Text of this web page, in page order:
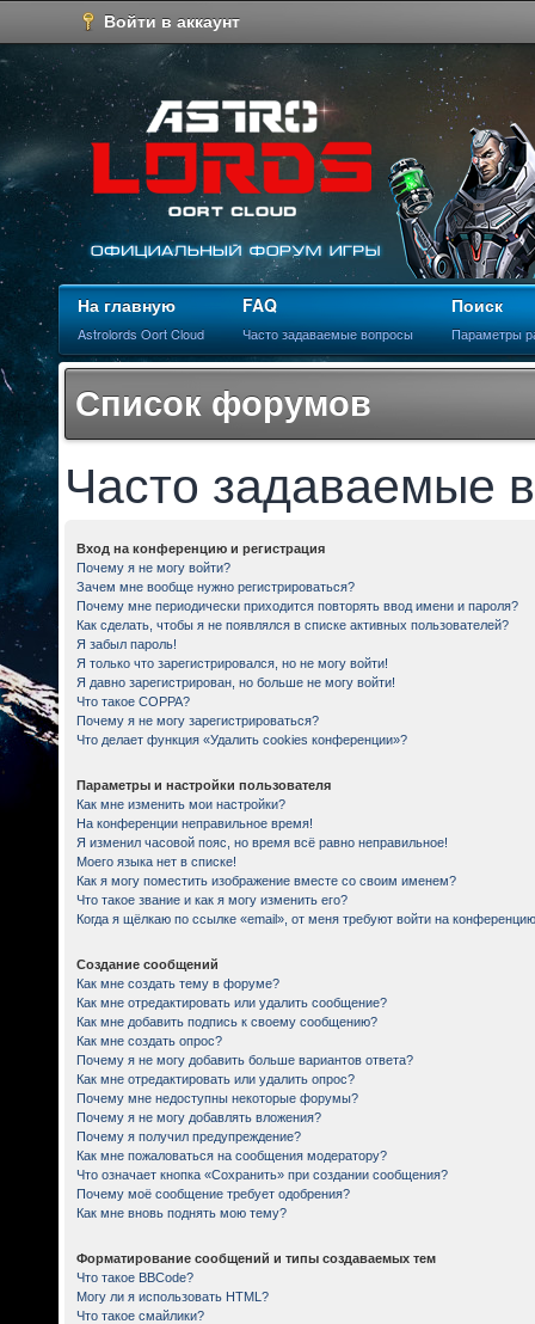
Войти в аккаунт
На главную
Astrolords Oort Cloud
FAQ
Часто задаваемые вопросы
Поиск
Параметры
Список форумов
Часто задаваемые
Вход на конференцию и регистрация
Почему я не могу войти?
Зачем мне вообще нужно регистрироваться?
Почему мне периодически приходится повторять ввод имени и пароля?
Как сделать, чтобы я не появлялся в списке активных пользователей?
Я забыл пароль!
Я только что зарегистрировался, но не могу войти!
Я давно зарегистрирован, но больше не могу войти!
Что такое COPPA?
Почему я не могу зарегистрироваться?
Что делает функция «Удалить cookies конференции»?
Параметры и настройки пользователя
Как мне изменить мои настройки?
На конференции неправильное время!
Я изменил часовой пояс, но время всё равно неправильное!
Моего языка нет в списке!
Как я могу поместить изображение вместе со своим именем?
Что такое звание и как я могу изменить его?
Когда я щёлкаю по ссылке «email», от меня требуют войти на
Создание сообщений
Как мне создать тему в форуме?
Как мне отредактировать или удалить сообщение?
Как мне добавить подпись к своему сообщению?
Как мне создать опрос?
Почему я не могу добавить больше вариантов ответа?
Как мне отредактировать или удалить опрос?
Почему мне недоступны некоторые форумы?
Почему я не могу добавлять вложения?
Почему я получил предупреждение?
Как мне пожаловаться на сообщения модератору?
Что означает кнопка «Сохранить» при создании сообщения?
Почему моё сообщение требует одобрения?
Как мне вновь поднять мою тему?
Форматирование сообщений и типы создаваемых тем
Что такое BBCode?
Могу ли я использовать HTML?
Что такое смайлики?